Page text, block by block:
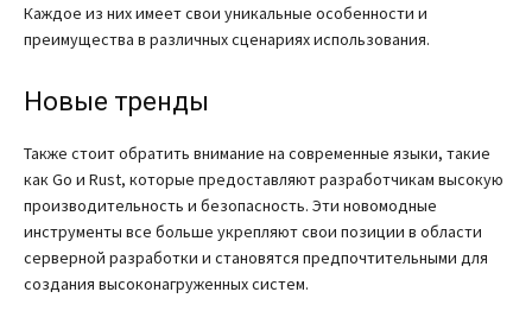
Каждое из них имеет свои уникальные особенности и
преимущества в различных сценариях использования.
Новые тренды
Также стоит обратить внимание на современные языки, такие
как Go и Rust, которые предоставляют разработчикам высокую
производительность и безопасность. Эти новомодные
инструменты все больше укрепляют свои позиции в области
серверной разработки и становятся предпочтительными для
создания высоконагруженных систем.